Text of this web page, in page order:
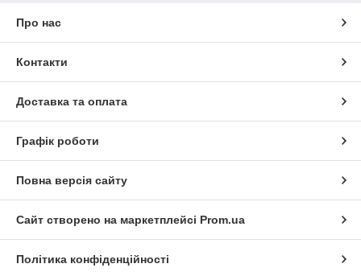
Про нас
Контакти
Доставка та оплата
Графік роботи
Повна версія сайту
Сайт створено на маркетплейсі Prom.ua
Політика конфіденційності